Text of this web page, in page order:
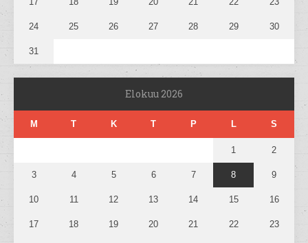
24 25 26 27 28 29 30
31
Elokuu 2026
M T K T P L S
1 2
3 4 5 6 7 8 9
10 11 12 13 14 15 16
17 18 19 20 21 22 23